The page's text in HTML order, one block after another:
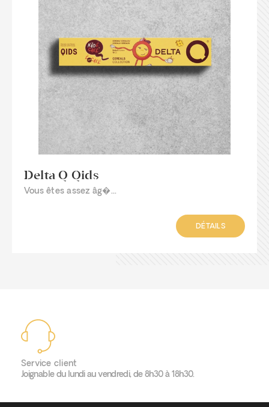
Delta Q Qids
Vous êtes assez âg�...
DÉTAILS
Service client
Joignable du lundi au vendredi, de 8h30 à 18h30.